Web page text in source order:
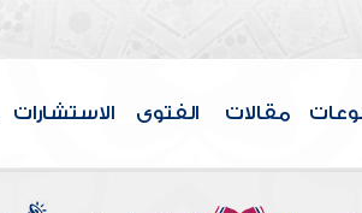
مقالات الفتوى الاستشارات